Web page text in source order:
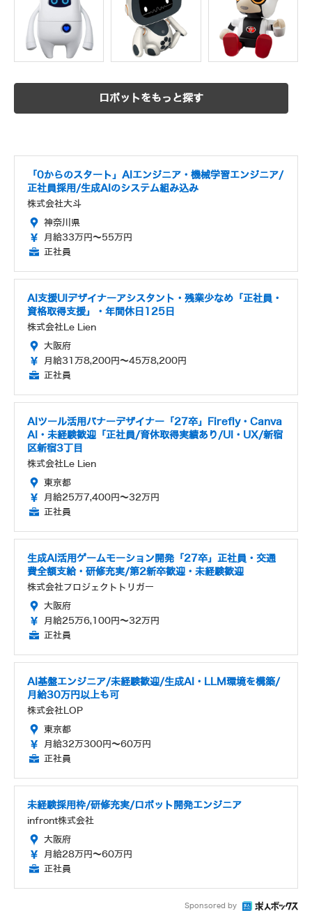
ロボットをもっと探す
「0からのスタート」AIエンジニア・機械学習エンジニア/
正社員採用/生成AIのシステム組み込み
株式会社大斗
神奈川県
月給33万円～55万円
正社員
AI支援UIデザイナーアシスタント・残業少なめ「正社員・
資格取得支援」・年間休日125日
株式会社Le Lien
大阪府
月給31万8,200円～45万8,200円
正社員
AIツール活用バナーデザイナー「27卒」Firefly・Canva
AI・未経験歓迎「正社員/育休取得実績あり/UI・UX/新宿
区新宿3丁目
株式会社Le Lien
東京都
月給25万7,400円～32万円
正社員
生成AI活用ゲームモーション開発「27卒」正社員・交通
費全額支給・研修充実/第2新卒歓迎・未経験歓迎
株式会社プロジェクトトリガー
大阪府
月給25万6,100円～32万円
正社員
AI基盤エンジニア/未経験歓迎/生成AI・LLM環境を構築/
月給30万円以上も可
株式会社LOP
東京都
月給32万300円～60万円
正社員
未経験採用枠/研修充実/ロボット開発エンジニア
infront株式会社
大阪府
月給28万円～60万円
正社員
Sponsored by